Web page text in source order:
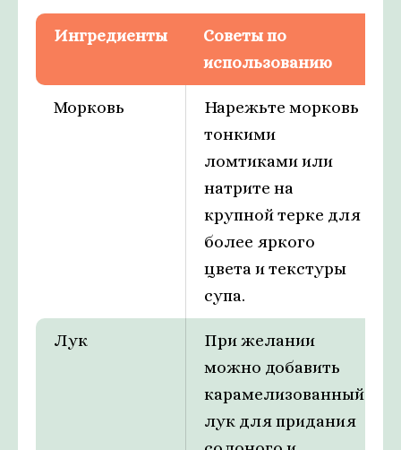
Ингредиенты
Советы по
использованию
Морковь
Нарежьте морковь
тонкими
ломтиками или
натрите на
крупной терке для
более яркого
цвета и текстуры
супа.
Лук
При желании
можно добавить
карамелизованный
лук для придания